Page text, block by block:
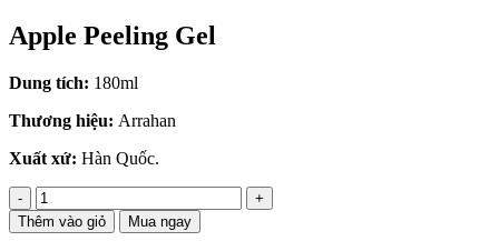
Apple Peeling Gel
Dung tích: 180ml
Thương hiệu: Arrahan
Xuất xứ: Hàn Quốc.
-
+
Thêm vào giỏ
Mua ngay